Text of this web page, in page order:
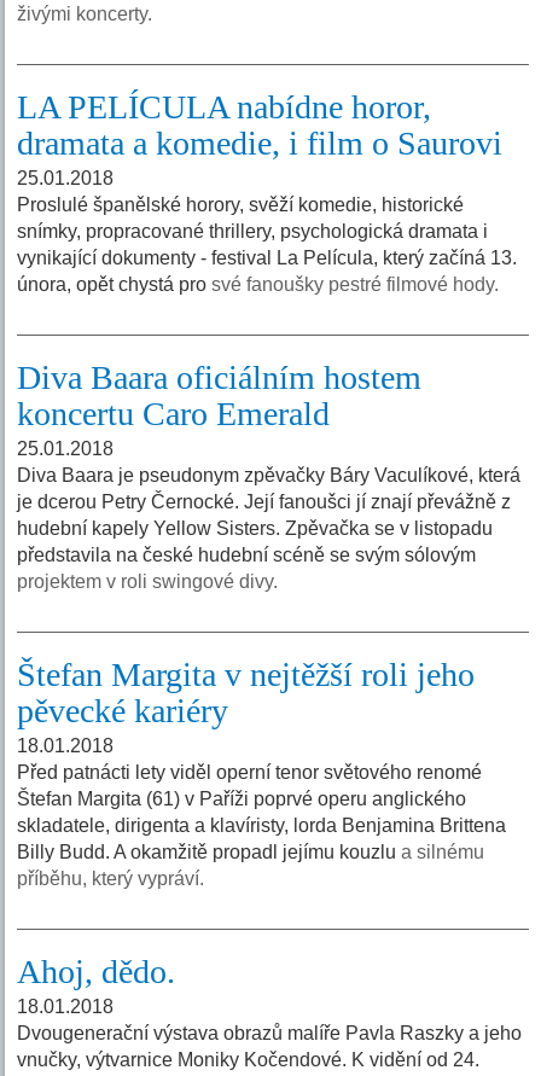
živými koncerty.
LA PELÍCULA nabídne horor,
dramata a komedie, i film o Saurovi
25.01.2018
Proslulé španělské horory, svěží komedie, historické
snímky, propracované thrillery, psychologická dramata i
vynikající dokumenty - festival La Película, který začíná 13.
února, opět chystá prosvé fanoušky pestré filmové hody.
Diva Baara oficiálním hostem
koncertu Caro Emerald
25.01.2018
Diva Baara je pseudonym zpěvačky Báry Vaculíkové, která
je dcerou Petry Černocké. Její fanoušci jí znají převážně z
hudební kapely Yellow Sisters. Zpěvačka se v listopadu
představila na české hudební scéně se svým sólovým
projektem v roli swingové divy.
Štefan Margita v nejtěžší roli jeho
pěvecké kariéry
18.01.2018
Před patnácti lety viděl operní tenor světového renomé
Štefan Margita (61) v Paříži poprvé operu anglického
skladatele, dirigenta a klavíristy, lorda Benjamina Brittena
Billy Budd. A okamžitě propadl jejímu kouzlua silnému
příběhu, který vypráví.
Ahoj, dědo.
18.01.2018
Dvougenerační výstava obrazů malíře Pavla Raszky a jeho
vnučky, výtvarnice Moniky Kočendové. K vidění od 24.